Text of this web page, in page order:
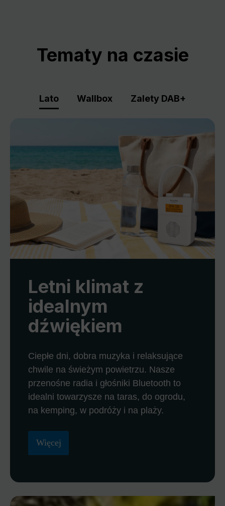
Tematy na czasie
Lato Wallbox Zalety DAB+
Letni klimat z
idealnym
dźwiękiem
Ciepłe dni, dobra muzyka i relaksujące
chwile na świeżym powietrzu. Nasze
przenośne radia i głośniki Bluetooth to
idealni towarzysze na taras, do ogrodu,
na kemping, w podróży i na plaży.
Więcej